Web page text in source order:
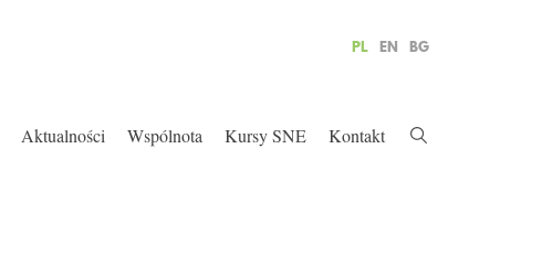
PL EN BG
Aktualności Wspólnota Kursy SNE Kontakt